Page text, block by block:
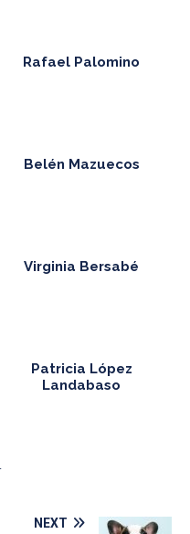
Rafael Palomino
Belén Mazuecos
Virginia Bersabé
Patricia López
Landabaso
NEXT